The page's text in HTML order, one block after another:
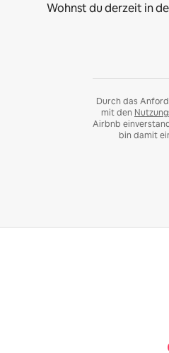
Wohnst du derzeit in
Durch das
mit den
Airbnb
bin damit